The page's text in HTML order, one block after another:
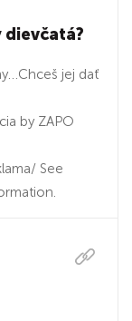
dievčatá?
jej dať
by ZAPO
See